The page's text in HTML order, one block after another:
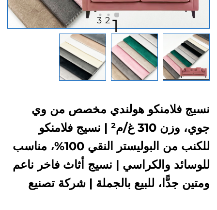
1
2
3
نسيج فلامنكو هولندي مخصص من وي
جوي، وزن 310 غ/م² | نسيج فلامنكو
للكنب من البوليستر النقي 100%، مناسب
للوسائد والكراسي | نسيج أثاث فاخر ناعم
ومتين جدًّا، للبيع بالجملة | شركة تصنيع